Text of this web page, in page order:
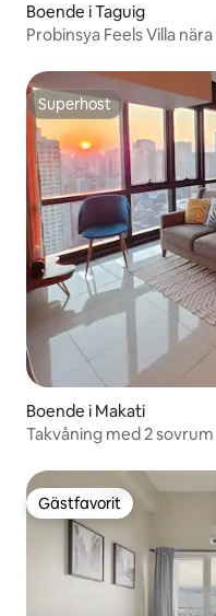
Boende i Taguig
Probinsya Feels Villa nära
Superhost
Superhost
Boende i Makati
Takvåning med 2
Gästfavorit
Gästfavorit